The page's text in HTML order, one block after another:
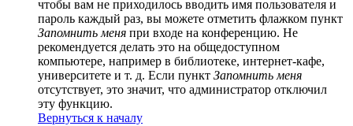
чтобы вам не приходилось вводить имя пользователя и
пароль каждый раз, вы можете отметить флажком пункт
Запомнить меня при входе на конференцию. Не
рекомендуется делать это на общедоступном
компьютере, например в библиотеке, интернет-кафе,
университете и т. д. Если пункт Запомнить меня
отсутствует, это значит, что администратор отключил
эту функцию.
Вернуться к началу